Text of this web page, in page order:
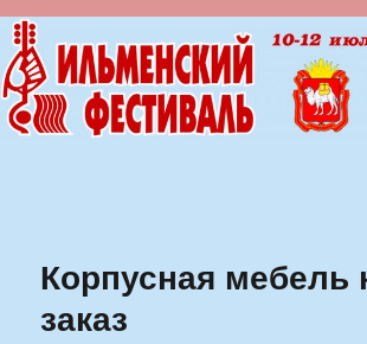
Ильменский фестиваль
Корпусная мебель
заказ